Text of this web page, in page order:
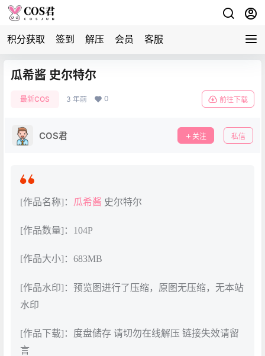
积分获取 签到 解压 会员 客服
瓜希酱 史尔特尔
最新COS 3 年前 0 前往下载
COS君 关注 私信
[作品名称]： 瓜希酱 史尔特尔
[作品数量]：104P
[作品大小]：683MB
[作品水印]：预览图进行了压缩，原图无压缩，无本站
水印
[作品下载]：度盘储存 请切勿在线解压 链接失效请留
言